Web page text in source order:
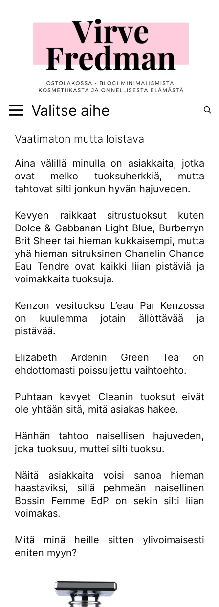
Valitse aihe
Vaatimaton mutta loistava
Aina välillä minulla on asiakkaita, jotka
ovat melko tuoksuherkkiä, mutta
tahtovat silti jonkun hyvän hajuveden.
Kevyen raikkaat sitrustuoksut kuten
Dolce & Gabbanan Light Blue, Burberryn
Brit Sheer tai hieman kukkaisempi, mutta
yhä hieman sitruksinen Chanelin Chance
Eau Tendre ovat kaikki liian pistäviä ja
voimakkaita tuoksuja.
Kenzon vesituoksu L’eau Par Kenzossa
on kuulemma jotain ällöttävää ja
pistävää.
Elizabeth Ardenin Green Tea on
ehdottomasti poissuljettu vaihtoehto.
Puhtaan kevyet Cleanin tuoksut eivät
ole yhtään sitä, mitä asiakas hakee.
Hänhän tahtoo naisellisen hajuveden,
joka tuoksuu, muttei silti tuoksu.
Näitä asiakkaita voisi sanoa hieman
haastaviksi, sillä pehmeän naisellinen
Bossin Femme EdP on sekin silti liian
voimakas.
Mitä minä heille sitten ylivoimaisesti
eniten myyn?